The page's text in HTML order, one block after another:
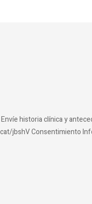
historia clínica y
jbshV Consentimiento